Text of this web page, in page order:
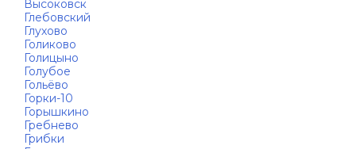
Высоковск
Глебовский
Глухово
Голиково
Голицыно
Голубое
Гольёво
Горки-10
Горышкино
Гребнево
Грибки